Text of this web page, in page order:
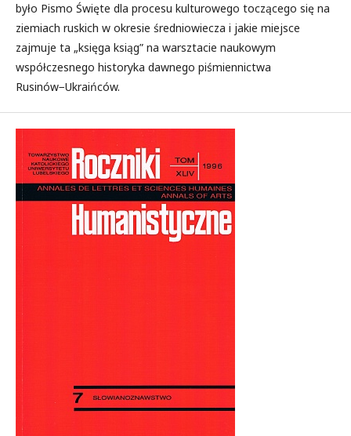
było Pismo Święte dla procesu kulturowego toczącego się na
ziemiach ruskich w okresie średniowiecza i jakie miejsce
zajmuje ta „księga ksiąg” na warsztacie naukowym
współczesnego historyka dawnego piśmiennictwa
Rusinów−Ukraińców.